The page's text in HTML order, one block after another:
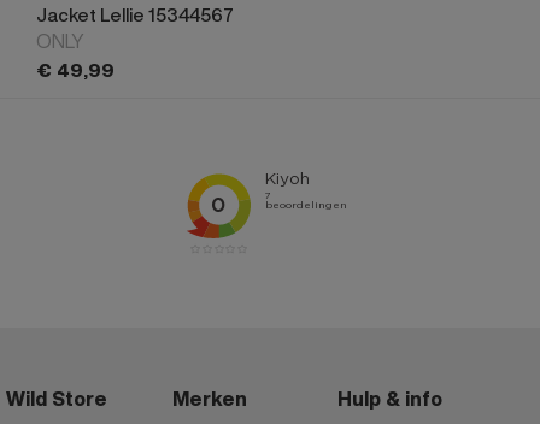
Jacket Lellie 15344567
ONLY
€ 49,99
Wild Store Merken Hulp & info